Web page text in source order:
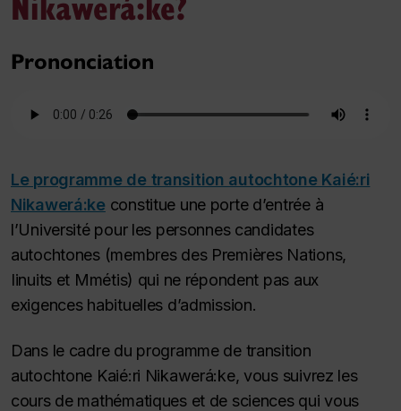
Prononciation
Le programme de transition autochtone Kaié:ri
Nikawerá:ke constitue une porte d’entrée à
l’Université pour les personnes candidates
autochtones (membres des Premières Nations,
Iinuits et Mmétis) qui ne répondent pas aux
exigences habituelles d’admission.
Dans le cadre du programme de transition
autochtone Kaié:ri Nikawerá:ke, vous suivrez les
cours de mathématiques et de sciences qui vous